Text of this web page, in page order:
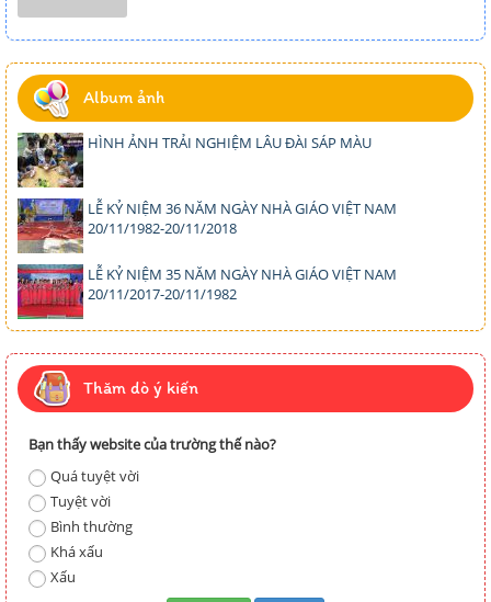
Album ảnh
HÌNH ẢNH TRẢI NGHIỆM LÂU ĐÀI SÁP MÀU
LỄ KỶ NIỆM 36 NĂM NGÀY NHÀ GIÁO VIỆT NAM
20/11/1982-20/11/2018
LỄ KỶ NIỆM 35 NĂM NGÀY NHÀ GIÁO VIỆT NAM
20/11/2017-20/11/1982
Thăm dò ý kiến
Bạn thấy website của trường thế nào?
Quá tuyệt vời
Tuyệt vời
Bình thường
Khá xấu
Xấu